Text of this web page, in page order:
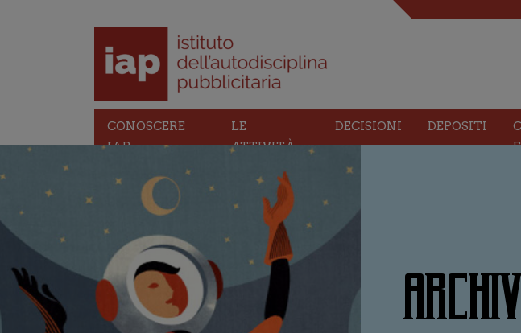
CONOSCERE
IAP
LE
ATTIVITÀ
DECISIONI DEPOSITI